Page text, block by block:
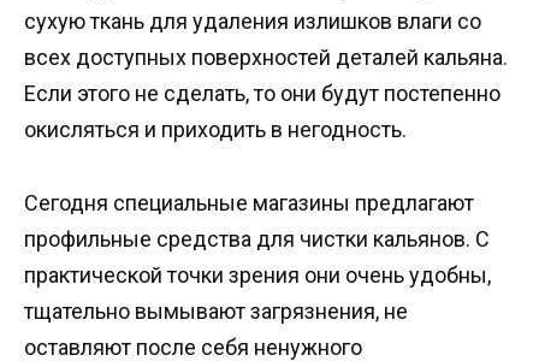
сухую ткань для удаления излишков влаги со
всех доступных поверхностей деталей кальяна.
Если этого не сделать, то они будут постепенно
окисляться и приходить в негодность.
Сегодня специальные магазины предлагают
профильные средства для чистки кальянов. С
практической точки зрения они очень удобны,
тщательно вымывают загрязнения, не
оставляют после себя ненужного